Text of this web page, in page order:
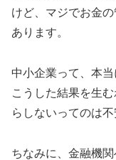
けど、マジでお金
あります。
中小企業って、本
こうした結果を生
らしないってのは不
ちなみに、金融機